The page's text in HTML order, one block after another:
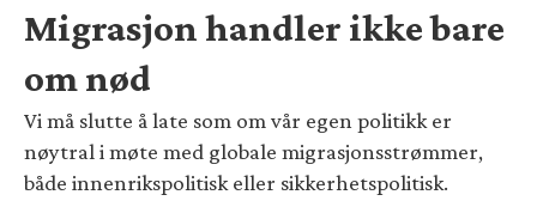
Migrasjon handler ikke bare
om nød
Vi må slutte å late som om vår egen politikk er
nøytral i møte med globale migrasjonsstrømmer,
både innenrikspolitisk eller sikkerhetspolitisk.